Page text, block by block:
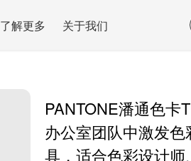
了解更多 关于我们
PANTONE潘通色卡
办公室团队中激发
具，适合色彩设计师